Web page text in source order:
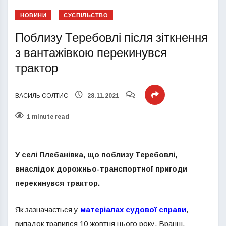
НОВИНИ СУСПІЛЬСТВО
Поблизу Теребовлі після зіткнення
з вантажівкою перекинувся
трактор
ВАСИЛЬ СОЛТИС 28.11.2021
1 minute read
У селі Плебанівка, що поблизу Теребовлі,
внаслідок дорожньо-транспортної пригоди
перекинувся трактор.
Як зазначається у матеріалах судової справи,
випадок трапився 10 жовтня цього року. Вранці,